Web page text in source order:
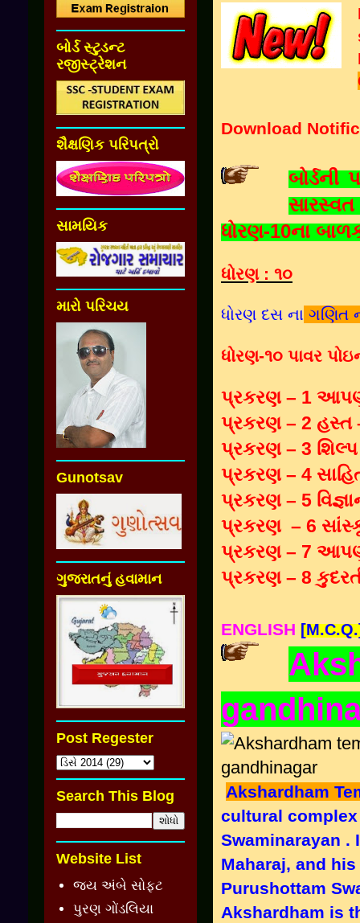
Download
ધોરણ-10ના
ધોરણ : ૧૦
ધોરણ દસ ના ગણિત
ધોરણ-૧૦ પાવર
પ્રકરણ – 1
પ્રકરણ – 2 હસ્ત
પ્રકરણ – 3
પ્રકરણ – 4
પ્રકરણ – 5
પ્રકરણ – 6
પ્રકરણ – 7
પ્રકરણ – 8
ENGLISH
Akshardham
cultural
Swaminarayan .
Maharaj, and
Purushottam
Akshardham is
બોર્ડ સ્ટુડન્ટ
રજીસ્ટ્રેશન
શૈક્ષણિક પરિપત્રો
સામયિક
મારો પરિચય
Gunotsav
ગુજરાતનું હવામાન
Post Regester
Search This Blog
Website List
જય અંબે સોફ્ટ
પુરણ ગોંડલિયા